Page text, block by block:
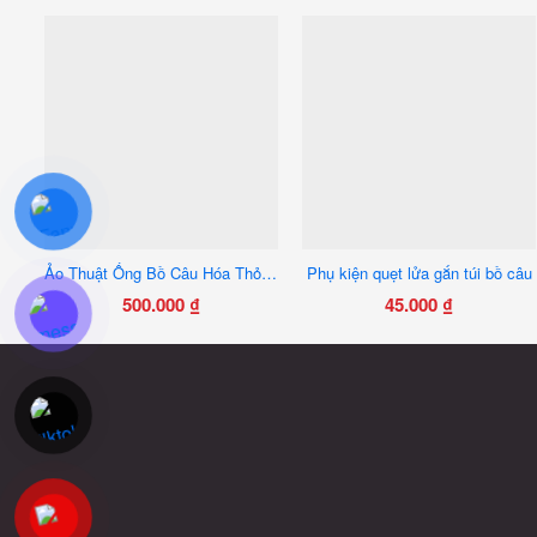
Ảo Thuật Ống Bồ Câu Hóa Thỏ – Đạo Cụ Ảo Thuật Sân Khấu, Xuất Hiện Thỏ Bông Siêu Ấn Tượng
500.000 ₫
Phụ kiện quẹt lửa gắn túi bồ câu
45.000 ₫